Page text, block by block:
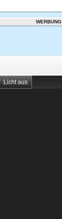
WERBUNG
Licht aus